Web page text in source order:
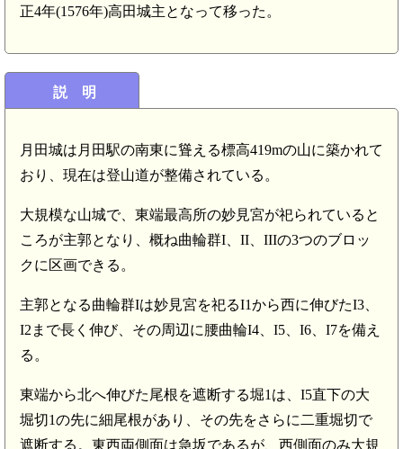
正4年(1576年)高田城主となって移った。
説 明
月田城は月田駅の南東に聳える標高419mの山に築かれて
おり、現在は登山道が整備されている。
大規模な山城で、東端最高所の妙見宮が祀られていると
ころが主郭となり、概ね曲輪群I、II、IIIの3つのブロッ
クに区画できる。
主郭となる曲輪群Iは妙見宮を祀るI1から西に伸びたI3、
I2まで長く伸び、その周辺に腰曲輪I4、I5、I6、I7を備え
る。
東端から北へ伸びた尾根を遮断する堀1は、I5直下の大
堀切1の先に細尾根があり、その先をさらに二重堀切で
遮断する。東西両側面は急坂であるが、西側面のみ大規